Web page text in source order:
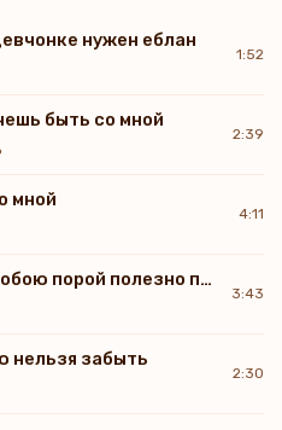
нужен еблан
1:52
быть со мной
2:39
мной
4:11
Наедине самим с собою порой полезно помолчать
3:43
нельзя забыть
2:30